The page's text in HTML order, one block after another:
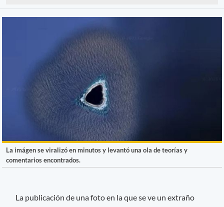
La imágen se viralizó en minutos y levantó una ola de teorías y
comentarios encontrados.
La publicación de una foto en la que se ve un extraño